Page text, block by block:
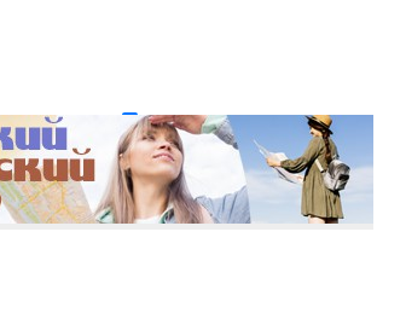
Регистрация